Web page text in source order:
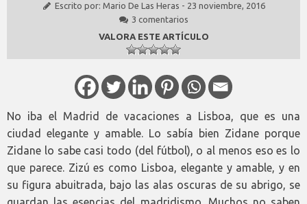
Escrito por: Mario De Las Heras - 23 noviembre, 2016
3 comentarios
VALORA ESTE ARTÍCULO
No iba el Madrid de vacaciones a Lisboa, que es una
ciudad elegante y amable. Lo sabía bien Zidane porque
Zidane lo sabe casi todo (del fútbol), o al menos eso es lo
que parece. Zizú es como Lisboa, elegante y amable, y en
su figura abuitrada, bajo las alas oscuras de su abrigo, se